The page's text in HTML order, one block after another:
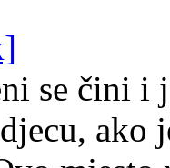
se čini i
ako